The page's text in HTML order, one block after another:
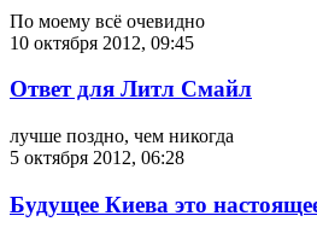
По моему всё очевидно
10 октября 2012, 09:45
Ответ для Литл Смайл
лучше поздно, чем никогда
5 октября 2012, 06:28
Будущее Киева это